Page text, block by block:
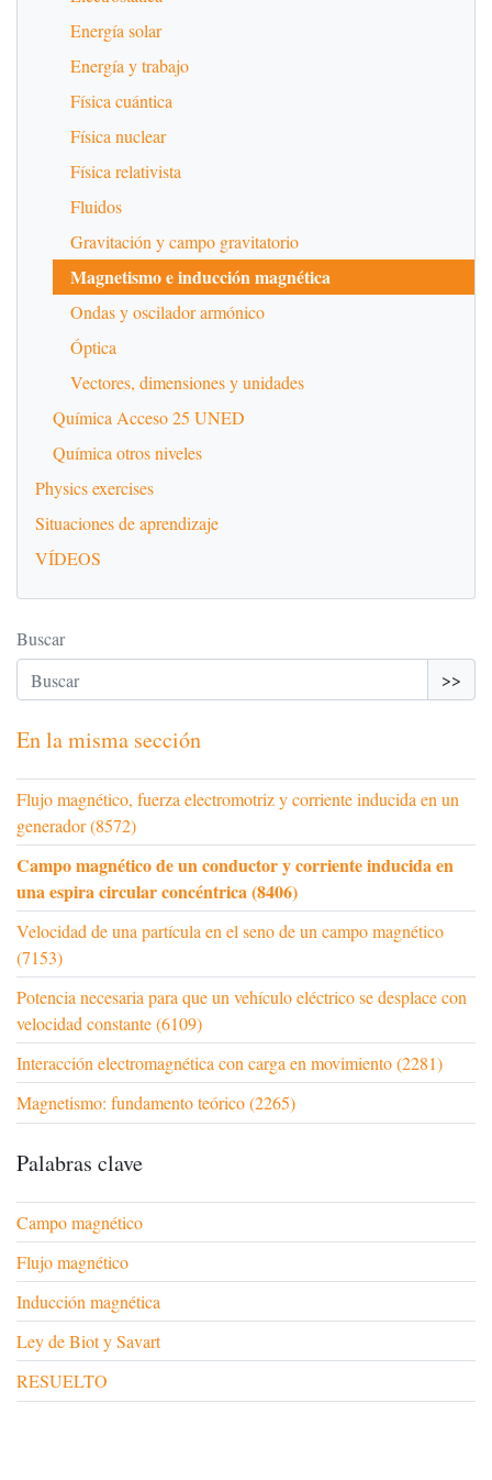
Energía solar
Energía y trabajo
Física cuántica
Física nuclear
Física relativista
Fluidos
Gravitación y campo gravitatorio
Magnetismo e inducción magnética
Ondas y oscilador armónico
Óptica
Vectores, dimensiones y unidades
Química Acceso 25 UNED
Química otros niveles
Physics exercises
Situaciones de aprendizaje
VÍDEOS
Buscar
>>
En la misma sección
Flujo magnético, fuerza electromotriz y corriente inducida en un
generador (8572)
Campo magnético de un conductor y corriente inducida en
una espira circular concéntrica (8406)
Velocidad de una partícula en el seno de un campo magnético
(7153)
Potencia necesaria para que un vehículo eléctrico se desplace con
velocidad constante (6109)
Interacción electromagnética con carga en movimiento (2281)
Magnetismo: fundamento teórico (2265)
Palabras clave
Campo magnético
Flujo magnético
Inducción magnética
Ley de Biot y Savart
RESUELTO